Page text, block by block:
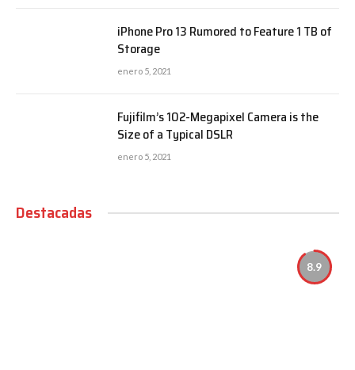
iPhone Pro 13 Rumored to Feature 1 TB of
Storage
enero 5, 2021
Fujifilm’s 102-Megapixel Camera is the
Size of a Typical DSLR
enero 5, 2021
Destacadas
8.9